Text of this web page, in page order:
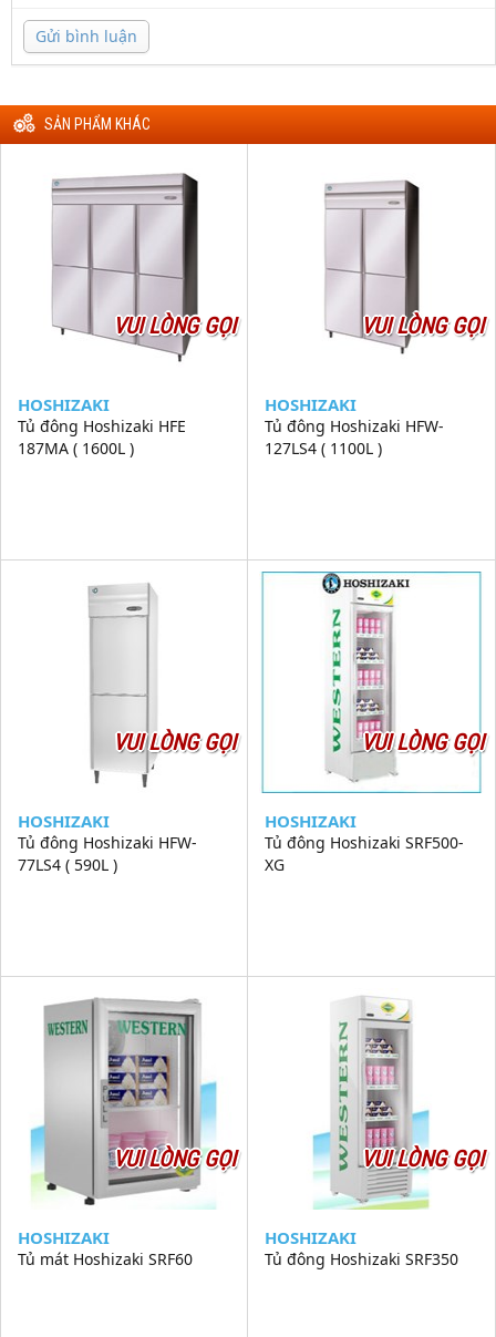
Gửi bình luận
SẢN PHẨM KHÁC
VUI LÒNG GỌI
HOSHIZAKI
Tủ đông Hoshizaki HFE
187MA ( 1600L )
VUI LÒNG GỌI
HOSHIZAKI
Tủ đông Hoshizaki HFW-
127LS4 ( 1100L )
VUI LÒNG GỌI
HOSHIZAKI
Tủ đông Hoshizaki HFW-
77LS4 ( 590L )
VUI LÒNG GỌI
HOSHIZAKI
Tủ đông Hoshizaki SRF500-
XG
VUI LÒNG GỌI
HOSHIZAKI
Tủ mát Hoshizaki SRF60
VUI LÒNG GỌI
HOSHIZAKI
Tủ đông Hoshizaki SRF350